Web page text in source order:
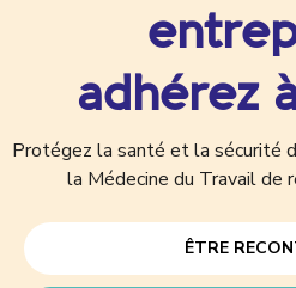
adhérez
Protégez la santé et la sécurité
la Médecine du Travail de
ÊTRE